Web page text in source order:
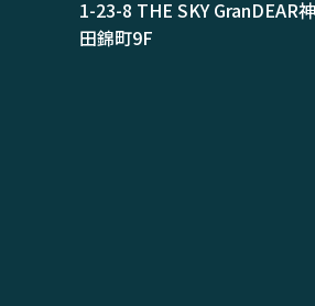
1-23-8 THE SKY GranDEAR神
田錦町9F